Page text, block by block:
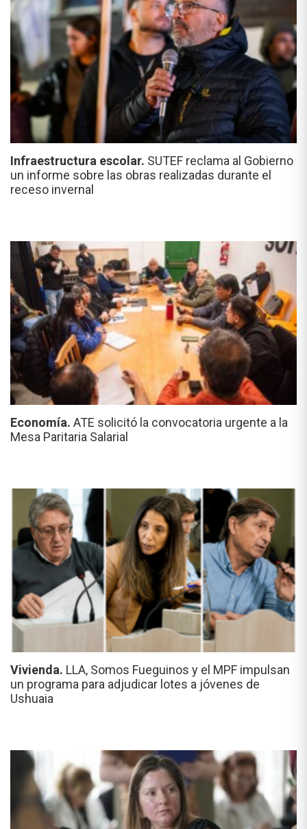
Infraestructura escolar. SUTEF reclama al Gobierno
un informe sobre las obras realizadas durante el
receso invernal
Economía. ATE solicitó la convocatoria urgente a la
Mesa Paritaria Salarial
Vivienda. LLA, Somos Fueguinos y el MPF impulsan
un programa para adjudicar lotes a jóvenes de
Ushuaia